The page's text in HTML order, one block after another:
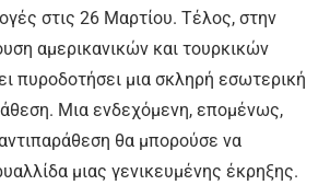
στις 26 Μαρτίου. Τέλος, στην
αμερικανικών και τουρκικών
πυροδοτήσει μια σκληρή εσωτερική
Μια ενδεχόμενη, επομένως,
θα μπορούσε να
μιας γενικευμένης έκρηξης.